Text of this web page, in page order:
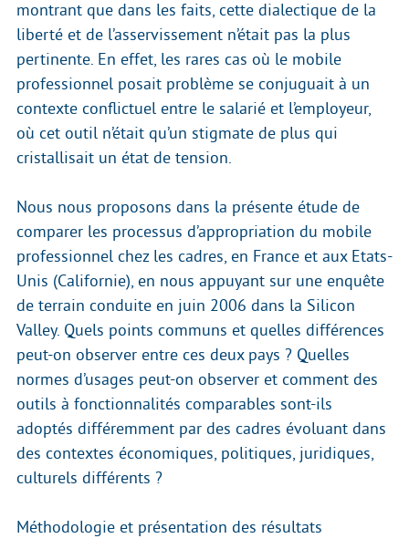
montrant que dans les faits, cette dialectique de la
liberté et de l’asservissement n’était pas la plus
pertinente. En effet, les rares cas où le mobile
professionnel posait problème se conjuguait à un
contexte conflictuel entre le salarié et l’employeur,
où cet outil n’était qu’un stigmate de plus qui
cristallisait un état de tension.
Nous nous proposons dans la présente étude de
comparer les processus d’appropriation du mobile
professionnel chez les cadres, en France et aux Etats-
Unis (Californie), en nous appuyant sur une enquête
de terrain conduite en juin 2006 dans la Silicon
Valley. Quels points communs et quelles différences
peut-on observer entre ces deux pays ? Quelles
normes d’usages peut-on observer et comment des
outils à fonctionnalités comparables sont-ils
adoptés différemment par des cadres évoluant dans
des contextes économiques, politiques, juridiques,
culturels différents ?
Méthodologie et présentation des résultats